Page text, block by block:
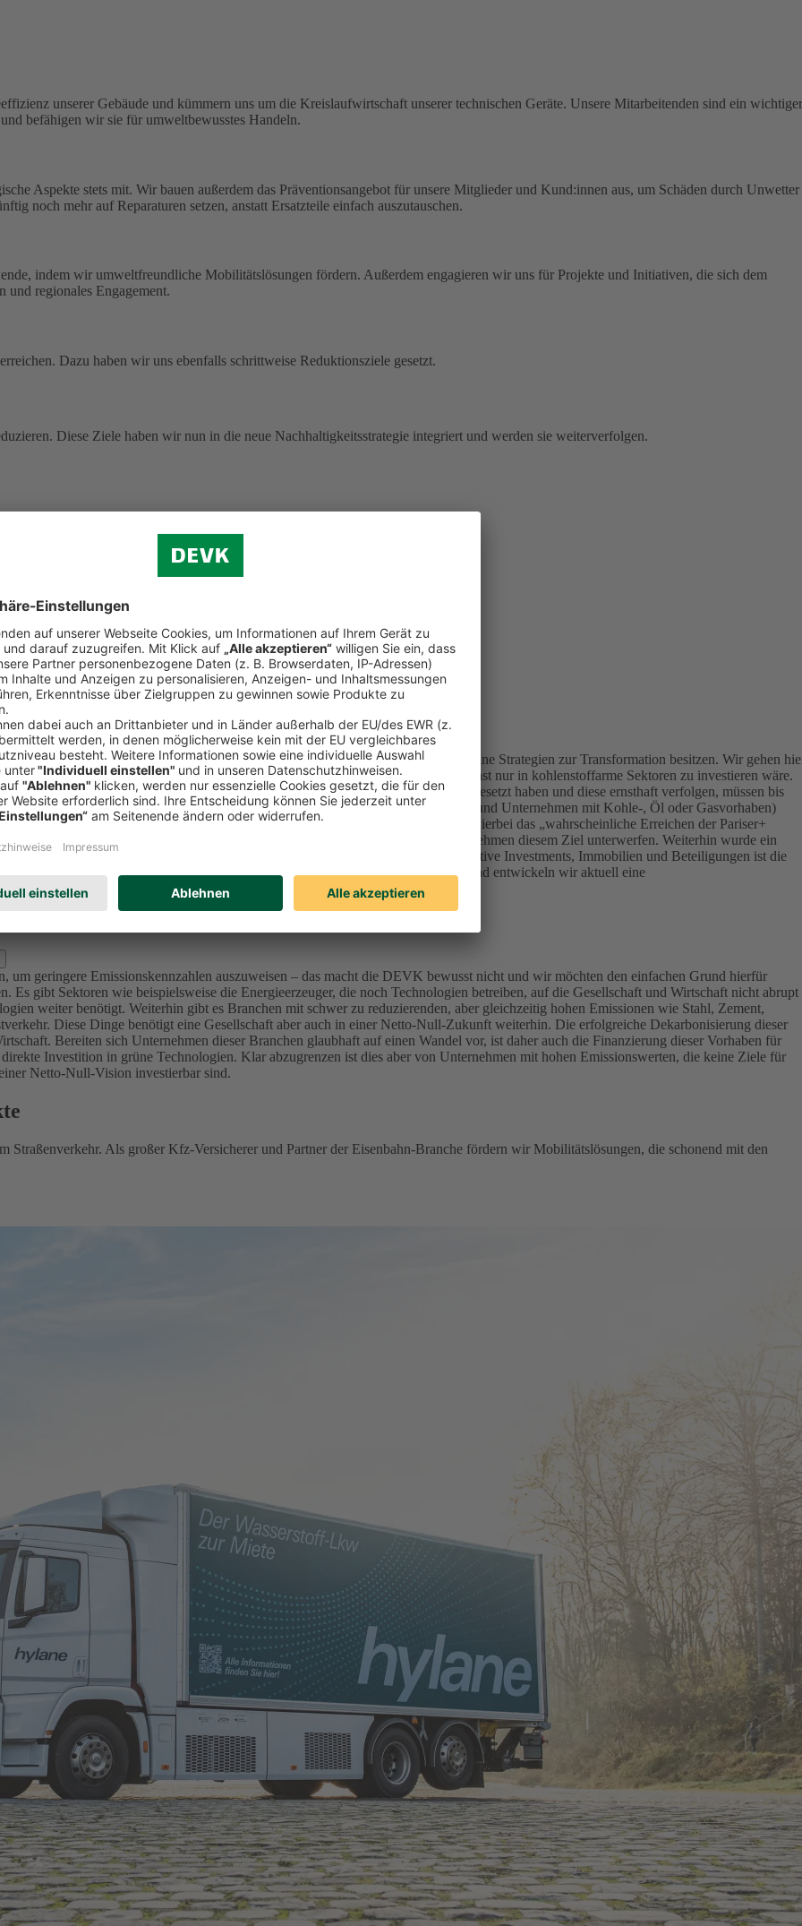
unserer Gebäude und kümmern uns um die Kreislaufwirtschaft unserer technischen Geräte. Unsere Mitarbeitenden sind ein wichtiger
befähigen wir sie für umweltbewusstes Handeln.
Aspekte stets mit. Wir bauen außerdem das Präventionsangebot für unsere Mitglieder und Kund:innen aus, um Schäden durch Unwetter
noch mehr auf Reparaturen setzen, anstatt Ersatzteile einfach auszutauschen.
indem wir umweltfreundliche Mobilitätslösungen fördern. Außerdem engagieren wir uns für Projekte und Initiativen, die sich dem
und regionales Engagement.
Dazu haben wir uns ebenfalls schrittweise Reduktionsziele gesetzt.
Diese Ziele haben wir nun in die neue Nachhaltigkeitsstrategie integriert und werden sie weiterverfolgen.
Pandemie-Effekte.
in Unternehmen (Aktien und Unternehmensanleihen) reduziert, die keine Strategien zur Transformation besitzen. Wir gehen
bewerten und nicht nur Emissionswerte zu betrachten, da in der Konsequenz sonst nur in kohlenstoffarme Sektoren zu investieren wäre.
sich ambitionierte Ziele im Einklang mit den internationalen Klimazielen gesetzt haben und diese ernsthaft verfolgen, müssen bis
Unternehmen bzw. Projekte (u.a. Sektoren Utilities, Materials, Energy und Unternehmen mit Kohle-, Öl oder Gasvorhaben)
an die Ziele – die von der Ratingagentur ISS ESG überprüft werden – ist hierbei das „wahrscheinliche Erreichen der Pariser+
dieses Portfolio der DEVK bis 2050 festgelegt, da sich alle investierten Unternehmen diesem Ziel unterwerfen. Weiterhin wurde ein
bis 2040 in den Kapitalanlagen festgelegt.
Für die Assetklassen Alternative Investments, Immobilien und Beteiligungen ist die
der wir uns in den nächsten Jahren stellen. Für den Immobiliendirektbestand entwickeln wir aktuell eine
ausschließen?
um geringere Emissionskennzahlen auszuweisen – das macht die DEVK bewusst nicht und wir möchten den einfachen Grund hierfür
Es gibt Sektoren wie beispielsweise die Energieerzeuger, die noch Technologien betreiben, auf die Gesellschaft und Wirtschaft nicht abrupt
weiter benötigt. Weiterhin gibt es Branchen mit schwer zu reduzierenden, aber gleichzeitig hohen Emissionen wie Stahl, Zement,
Diese Dinge benötigt eine Gesellschaft aber auch in einer Netto-Null-Zukunft weiterhin. Die erfolgreiche Dekarbonisierung dieser
Bereiten sich Unternehmen dieser Branchen glaubhaft auf einen Wandel vor, ist daher auch die Finanzierung dieser Vorhaben für
Investition in grüne Technologien. Klar abzugrenzen ist dies aber von Unternehmen mit hohen Emissionswerten, die keine Ziele für
Netto-Null-Vision investierbar sind.
Straßenverkehr. Als großer Kfz-Versicherer und Partner der Eisenbahn-Branche fördern wir Mobilitätslösungen, die schonend mit den